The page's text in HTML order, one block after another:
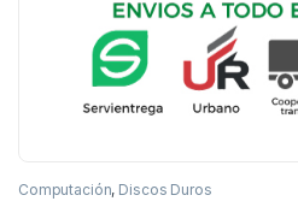
Computación, Discos Duros